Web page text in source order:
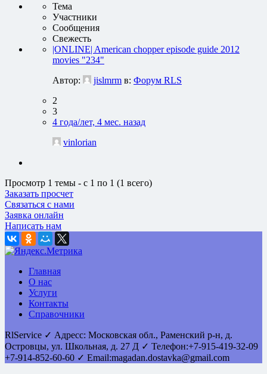
Тема
Участники
Сообщения
Свежесть
|ONLINE| American chopper episode guide 2012
movies "234"
Автор:
jislmrm в: Форум RLS
2
3
4 года/лет, 4 мес. назад
vinlorian
Просмотр 1 темы - с 1 по 1 (1 всего)
Заказать просчет
Связаться с нами
Заявка онлайн
Написать нам
Главная
О нас
Услуги
Контакты
Справочники
RlService ✓ Адресс: Московская обл., Раменский р-н, д.
Островцы, ул. Школьная, д. 27 Д ✓ Телефон:+7-915-419-32-09
+7-914-852-60-60 ✓ Email:magadan.dostavka@gmail.com